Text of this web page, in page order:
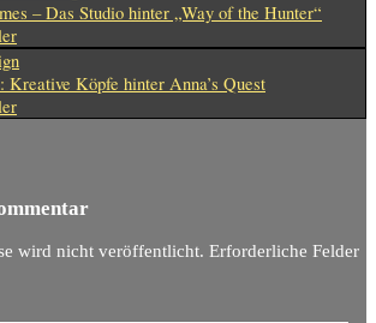
– Das Studio hinter „Way of the Hunter“
Kreative Köpfe hinter Anna’s Quest
wird nicht veröffentlicht. Erforderliche Felder